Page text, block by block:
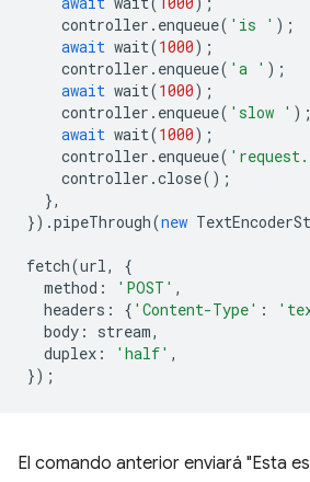
controller . enqueue( 'is ' );
await wait(1000);
controller . enqueue( 'a ' );
await wait(1000);
controller . enqueue( 'slow ' );
await wait(1000);
controller . enqueue(
controller .close();
},
}).pipeThrough(new
fetch(url,
{
method : 'POST' ,
headers : { 'Content-Type' :
body : stream,
duplex : 'half' ,
});
El comando anterior enviará "Esta